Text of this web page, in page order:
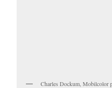
Charles Dockum, Mobilcolor